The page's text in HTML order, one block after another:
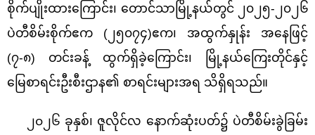
စိုက်ပျိုးထားကြောင်း၊ တောင်သာမြို့နယ်တွင် ၂၀၂၅-၂၀၂၆
ပဲတီစိမ်းစိုက်ဧက (၂၅၀၇၄)ဧက၊ အထွက်နှုန်း အနေဖြင့်
(၇-၈) တင်းခန့် ထွက်ရှိခဲ့ကြောင်း၊ မြို့နယ်ကြေးတိုင်နှင့်
မြေစာရင်းဦးစီးဌာန၏ စာရင်းများအရ သိရှိရသည်။
၂၀၂၆ ခုနှစ်၊ ဇူလိုင်လ နောက်ဆုံးပတ်၌ ပဲတီစိမ်းခွဲခြမ်း